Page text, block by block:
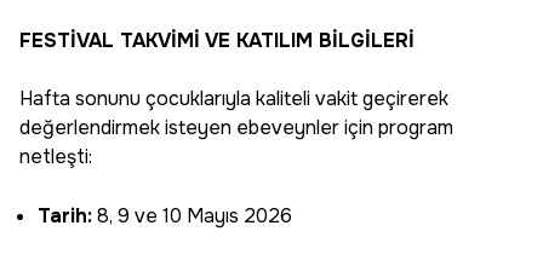
FESTİVAL TAKVİMİ VE KATILIM BİLGİLERİ
Hafta sonunu çocuklarıyla kaliteli vakit geçirerek
değerlendirmek isteyen ebeveynler için program
netleşti:
Tarih:8, 9 ve 10 Mayıs 2026